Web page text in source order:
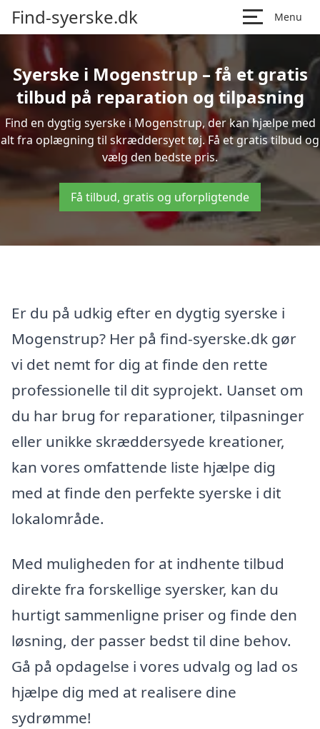
Find-syerske.dk Menu
Syerske i Mogenstrup – få et gratis
tilbud på reparation og tilpasning
Find en dygtig syerske i Mogenstrup, der kan hjælpe med
alt fra oplægning til skræddersyet tøj. Få et gratis tilbud og
vælg den bedste pris.
Få tilbud, gratis og uforpligtende
Er du på udkig efter en dygtig syerske i
Mogenstrup? Her på find-syerske.dk gør
vi det nemt for dig at finde den rette
professionelle til dit syprojekt. Uanset om
du har brug for reparationer, tilpasninger
eller unikke skræddersyede kreationer,
kan vores omfattende liste hjælpe dig
med at finde den perfekte syerske i dit
lokalområde.
Med muligheden for at indhente tilbud
direkte fra forskellige syersker, kan du
hurtigt sammenligne priser og finde den
løsning, der passer bedst til dine behov.
Gå på opdagelse i vores udvalg og lad os
hjælpe dig med at realisere dine
sydrømme!